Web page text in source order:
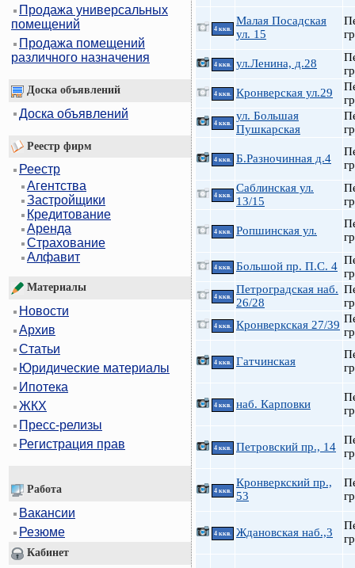
Продажа универсальных
помещений
Продажа помещений
различного назначения
Доска объявлений
Доска объявлений
Реестр фирм
Реестр
Агентства
Застройщики
Кредитование
Аренда
Страхование
Алфавит
Материалы
Новости
Архив
Статьи
Юридические материалы
Ипотека
ЖКХ
Пресс-релизы
Регистрация прав
Работа
Вакансии
Резюме
Кабинет
4 ккв.
Малая Посадская
ул. 15
гр
4 ккв. ул.Ленина, д.28
гр
4 ккв. Кронверская ул.29
гр
4 ккв.
ул. Большая
Пушкарская
гр
4 ккв. Б.Разночинная д.4
гр
4 ккв.
Саблинская ул.
13/15
гр
4 ккв. Ропшинская ул.
гр
4 ккв. Большой пр. П.С. 4
гр
4 ккв.
Петроградская наб.
26/28
гр
4 ккв. Кронверкская 27/39
гр
4 ккв. Гатчинская
гр
4 ккв. наб. Карповки
гр
4 ккв. Петровский пр., 14
гр
4 ккв.
Кронверкский пр.,
53
гр
4 ккв. Ждановская наб.,3
гр